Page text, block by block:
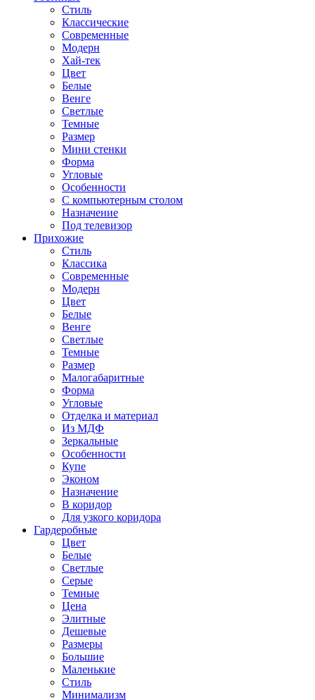
Стиль
Классические
Современные
Модерн
Хай-тек
Цвет
Белые
Венге
Светлые
Темные
Размер
Мини стенки
Форма
Угловые
Особенности
С компьютерным столом
Назначение
Под телевизор
Прихожие
Стиль
Классика
Современные
Модерн
Цвет
Белые
Венге
Светлые
Темные
Размер
Малогабаритные
Форма
Угловые
Отделка и материал
Из МДФ
Зеркальные
Особенности
Купе
Эконом
Назначение
В коридор
Для узкого коридора
Гардеробные
Цвет
Белые
Светлые
Серые
Темные
Цена
Элитные
Дешевые
Размеры
Большие
Маленькие
Стиль
Минимализм